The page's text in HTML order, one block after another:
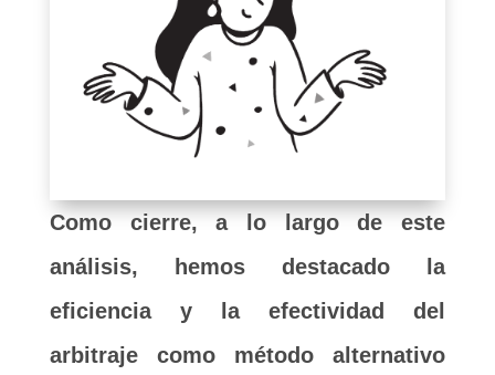
Como cierre, a lo largo de este
análisis, hemos destacado la
eficiencia y la efectividad del
arbitraje como método alternativo